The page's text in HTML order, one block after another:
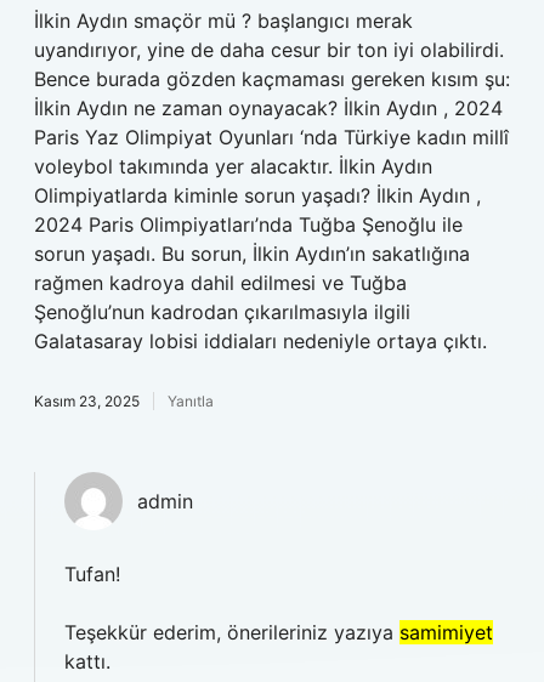
İlkin Aydın smaçör mü ? başlangıcı merak
uyandırıyor, yine de daha cesur bir ton iyi olabilirdi.
Bence burada gözden kaçmaması gereken kısım şu:
İlkin Aydın ne zaman oynayacak? İlkin Aydın , 2024
Paris Yaz Olimpiyat Oyunları ‘nda Türkiye kadın millî
voleybol takımında yer alacaktır. İlkin Aydın
Olimpiyatlarda kiminle sorun yaşadı? İlkin Aydın ,
2024 Paris Olimpiyatları’nda Tuğba Şenoğlu ile
sorun yaşadı. Bu sorun, İlkin Aydın’ın sakatlığına
rağmen kadroya dahil edilmesi ve Tuğba
Şenoğlu’nun kadrodan çıkarılmasıyla ilgili
Galatasaray lobisi iddiaları nedeniyle ortaya çıktı.
Kasım 23, 2025 Yanıtla
admin
Tufan!
Teşekkür ederim, önerileriniz yazıya samimiyet
kattı.